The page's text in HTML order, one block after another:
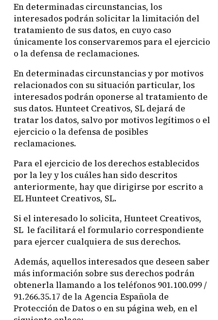
En determinadas circunstancias, los
interesados podrán solicitar la limitación del
tratamiento de sus datos, en cuyo caso
únicamente los conservaremos para el ejercicio
o la defensa de reclamaciones.
En determinadas circunstancias y por motivos
relacionados con su situación particular, los
interesados podrán oponerse al tratamiento de
sus datos. Hunteet Creativos, SL dejará de
tratar los datos, salvo por motivos legítimos o el
ejercicio o la defensa de posibles
reclamaciones.
Para el ejercicio de los derechos establecidos
por la ley y los cuáles han sido descritos
anteriormente, hay que dirigirse por escrito a
EL Hunteet Creativos, SL.
Si el interesado lo solicita, Hunteet Creativos,
SL le facilitará el formulario correspondiente
para ejercer cualquiera de sus derechos.
Además, aquellos interesados que deseen saber
más información sobre sus derechos podrán
obtenerla llamando a los teléfonos 901.100.099 /
91.266.35.17 de la Agencia Española de
Protección de Datos o en su página web, en el